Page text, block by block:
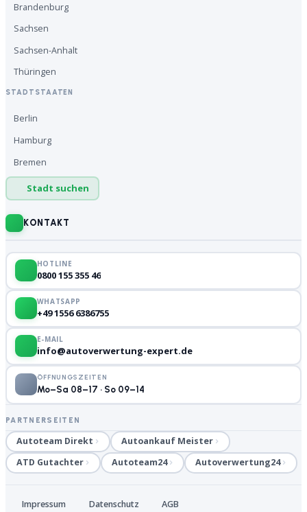
Brandenburg
Sachsen
Sachsen-Anhalt
Thüringen
STADTSTAATEN
Berlin
Hamburg
Bremen
Stadt suchen
KONTAKT
HOTLINE
0800 155 355 46
WHATSAPP
+49 1556 6386755
E-MAIL
info@autoverwertung-expert.de
ÖFFNUNGSZEITEN
Mo–Sa 08–17 · So 09–14
PARTNERSEITEN
Autoteam Direkt
Autoankauf Meister
ATD Gutachter
Autoteam24 Autoverwertung24
Impressum Datenschutz AGB